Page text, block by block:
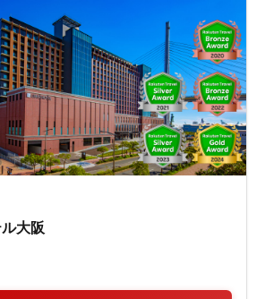
大阪